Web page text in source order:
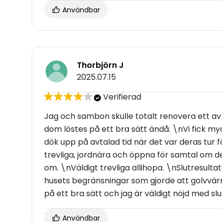
Användbar
Thorbjörn J
2025.07.15
Verifierad
Jag och sambon skulle totalt renovera ett
dom löstes på ett bra sätt ändå. \nVi fick
dök upp på avtalad tid när det var deras
trevliga, jordnära och öppna för samtal om
om. \nVäldigt trevliga allihopa.
husets begränsningar som gjorde att
på ett bra sätt och jag är väldigt nöjd med
Användbar